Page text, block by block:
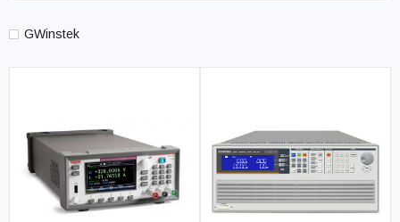
GWinstek